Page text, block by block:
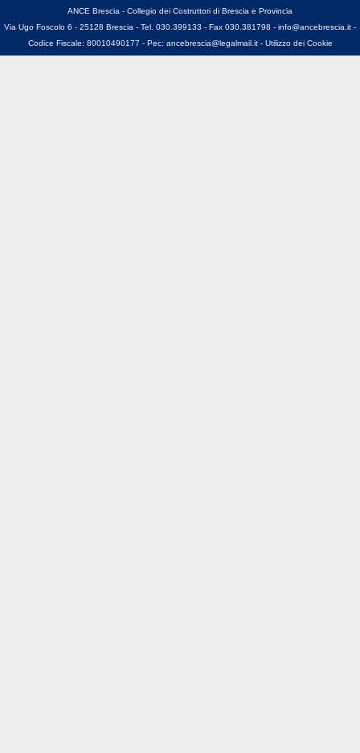
ANCE Brescia - Collegio dei Costruttori di Brescia e Provincia
Via Ugo Foscolo 6 - 25128 Brescia - Tel. 030.399133 - Fax 030.381798 - info@ancebrescia.it -
Codice Fiscale: 80010490177 - Pec: ancebrescia@legalmail.it- Utilizzo dei Cookie